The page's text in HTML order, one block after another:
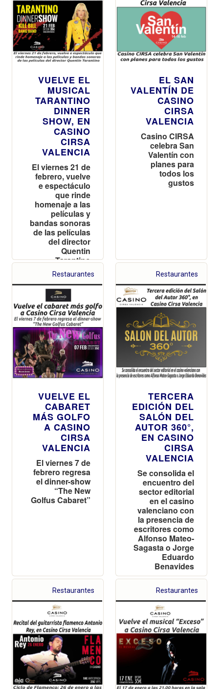
VUELVE EL
MUSICAL
TARANTINO
DINNER
SHOW, EN
CASINO
CIRSA
VALENCIA
El viernes 21 de
febrero, vuelve
e espectáculo
que rinde
homenaje a las
películas y
bandas sonoras
de las películas
del director
Quentin
Tarantino
EL SAN
VALENTÍN DE
CASINO
CIRSA
VALENCIA
Casino CIRSA
celebra San
Valentín con
planes para
todos los
gustos
Restaurantes
VUELVE EL
CABARET
MÁS GOLFO
A CASINO
CIRSA
VALENCIA
El viernes 7 de
febrero regresa
el dinner-show
“The New
Golfus Cabaret”
Restaurantes
TERCERA
EDICIÓN DEL
SALÓN DEL
AUTOR 360°,
EN CASINO
CIRSA
VALENCIA
Se consolida el
encuentro del
sector editorial
en el casino
valenciano con
la presencia de
escritores como
Alfonso Mateo-
Sagasta o Jorge
Eduardo
Benavides
Restaurantes Restaurantes